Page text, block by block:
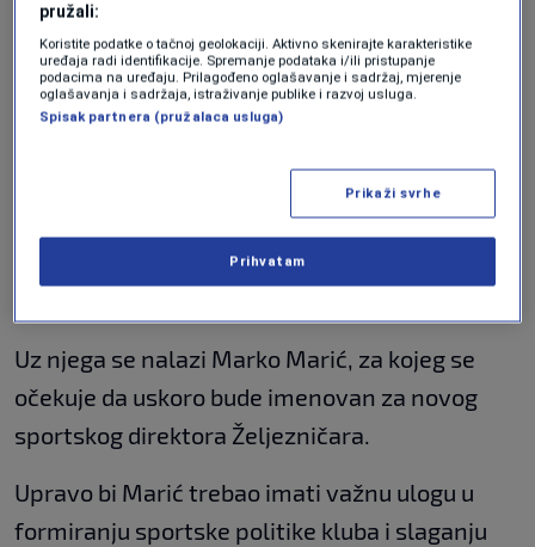
Clasicu i uprkos obiteljskoj tragediji
NOGOMET|10. maj.
sportski direktor?
Posebnu pažnju privuklo je i društvo u kojem se
Uz njega se nalazi Marko Marić, za kojeg se
očekuje da uskoro bude imenovan za novog
sportskog direktora Željezničara.
Upravo bi Marić trebao imati važnu ulogu u
formiranju sportske politike kluba i slaganju
pružali:
Koristite podatke o tačnoj geolokaciji. Aktivno skenirajte karakteristike
uređaja radi identifikacije. Spremanje podataka i/ili pristupanje
podacima na uređaju. Prilagođeno oglašavanje i sadržaj, mjerenje
oglašavanja i sadržaja, istraživanje publike i razvoj usluga.
Spisak partnera (pružalaca usluga)
Prikaži svrhe
Prihvatam